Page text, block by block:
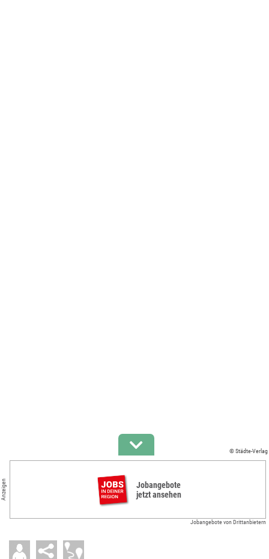
© Städte-Verlag
Anzeigen
Jobangebote
jetzt ansehen
Jobangebote von Drittanbietern